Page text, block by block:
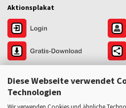
Diese Webseite verwendet
Technologien
Aktionsplakat